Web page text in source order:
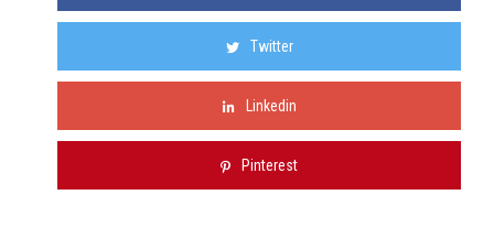
Twitter
Linkedin
Pinterest